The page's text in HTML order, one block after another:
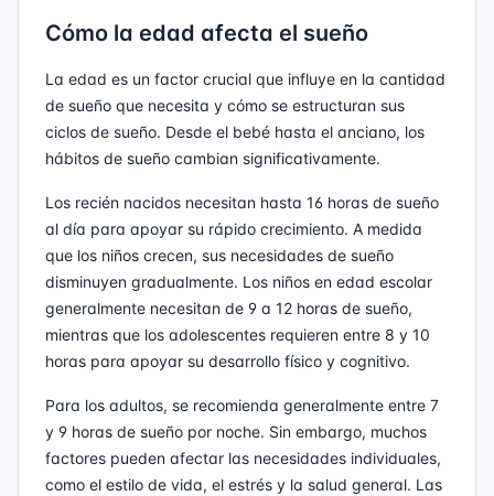
Cómo la edad afecta el sueño
La edad es un factor crucial que influye en la cantidad
de sueño que necesita y cómo se estructuran sus
ciclos de sueño. Desde el bebé hasta el anciano, los
hábitos de sueño cambian significativamente.
Los recién nacidos necesitan hasta 16 horas de sueño
al día para apoyar su rápido crecimiento. A medida
que los niños crecen, sus necesidades de sueño
disminuyen gradualmente. Los niños en edad escolar
generalmente necesitan de 9 a 12 horas de sueño,
mientras que los adolescentes requieren entre 8 y 10
horas para apoyar su desarrollo físico y cognitivo.
Para los adultos, se recomienda generalmente entre 7
y 9 horas de sueño por noche. Sin embargo, muchos
factores pueden afectar las necesidades individuales,
como el estilo de vida, el estrés y la salud general. Las